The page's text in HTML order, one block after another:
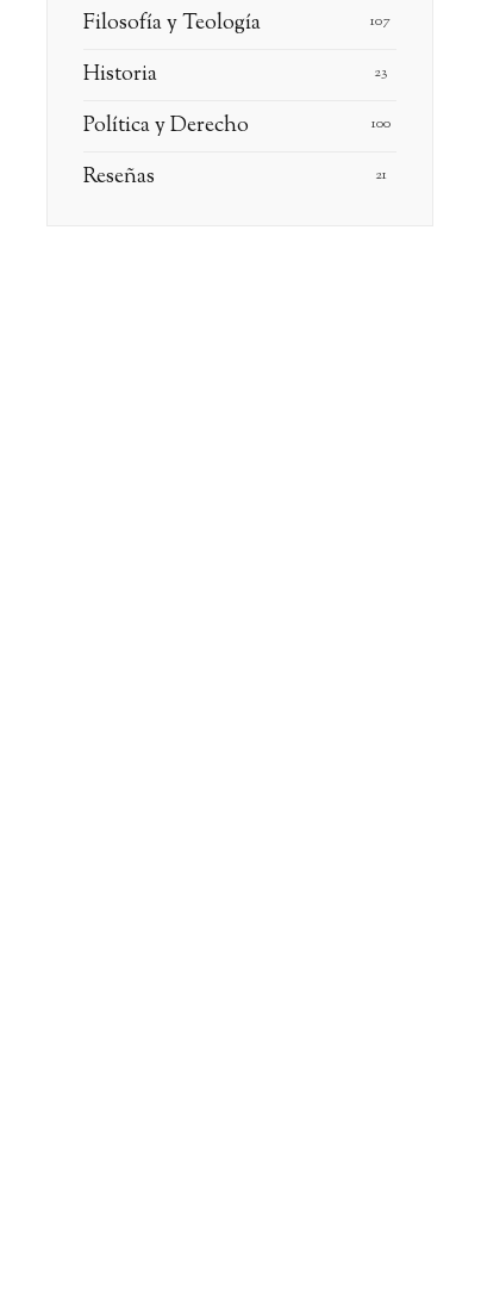
Filosofía y Teología 107
Historia 23
Política y Derecho 100
Reseñas 21